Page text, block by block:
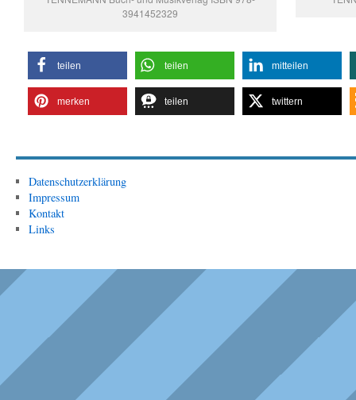
3941452329
teilen teilen mitteilen
merken teilen twittern
Datenschutzerklärung
Impressum
Kontakt
Links